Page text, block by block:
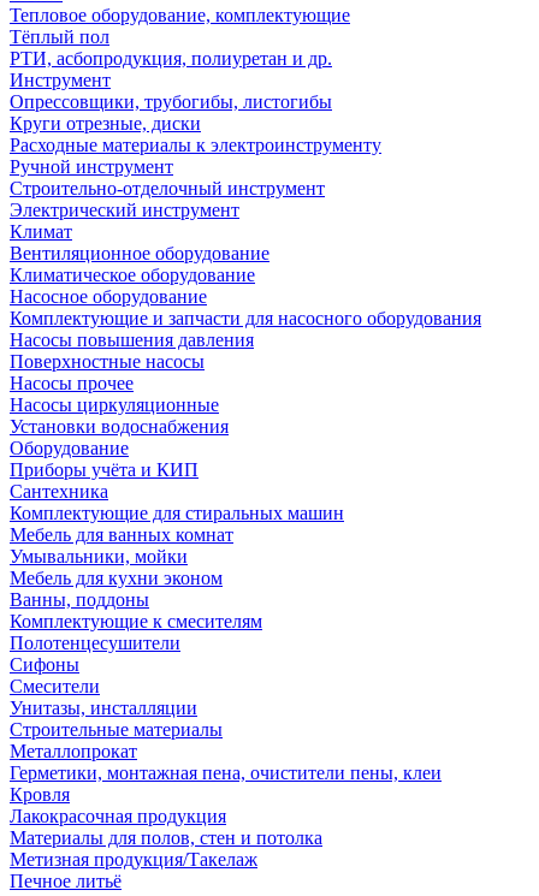
Тепловое оборудование, комплектующие
Тёплый пол
РТИ, асбопродукция, полиуретан и др.
Инструмент
Опрессовщики, трубогибы, листогибы
Круги отрезные, диски
Расходные материалы к электроинструменту
Ручной инструмент
Строительно-отделочный инструмент
Электрический инструмент
Климат
Вентиляционное оборудование
Климатическое оборудование
Насосное оборудование
Комплектующие и запчасти для насосного оборудования
Насосы повышения давления
Поверхностные насосы
Насосы прочее
Насосы циркуляционные
Установки водоснабжения
Оборудование
Приборы учёта и КИП
Сантехника
Комплектующие для стиральных машин
Мебель для ванных комнат
Умывальники, мойки
Мебель для кухни эконом
Ванны, поддоны
Комплектующие к смесителям
Полотенцесушители
Сифоны
Смесители
Унитазы, инсталляции
Строительные материалы
Металлопрокат
Герметики, монтажная пена, очистители пены, клеи
Кровля
Лакокрасочная продукция
Материалы для полов, стен и потолка
Метизная продукция/Такелаж
Печное литьё